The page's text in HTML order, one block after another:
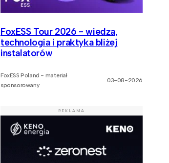
FoxESS Tour 2026 - wiedza,
technologia i praktyka bliżej
instalatorów
FoxESS Poland - materiał
sponsorowany
03-08-2026
REKLAMA